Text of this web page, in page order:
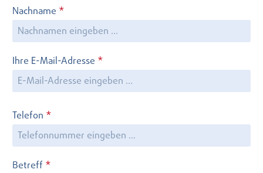
Nachname *
Ihre E-Mail-Adresse *
Telefon *
Betreff *